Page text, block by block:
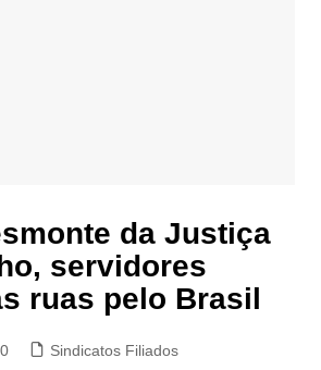
da Justiça
servidores
ruas pelo Brasil
0 Sindicatos Filiados